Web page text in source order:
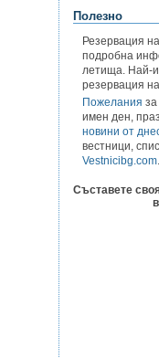
Полезно
Резервация на
подробна
летища. Най-
резервация
Пожелания
имен ден,
новини от
вестници,
Vestnicibg.com.
Съставете
в